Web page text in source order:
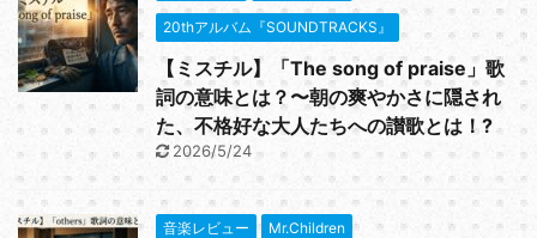
20thアルバム『SOUNDTRACKS』
【ミスチル】「The song of praise」歌
詞の意味とは？〜朝の爽やかさに隠され
た、不格好な大人たちへの讃歌とは！?
2026/5/24
音楽レビュー Mr.Children